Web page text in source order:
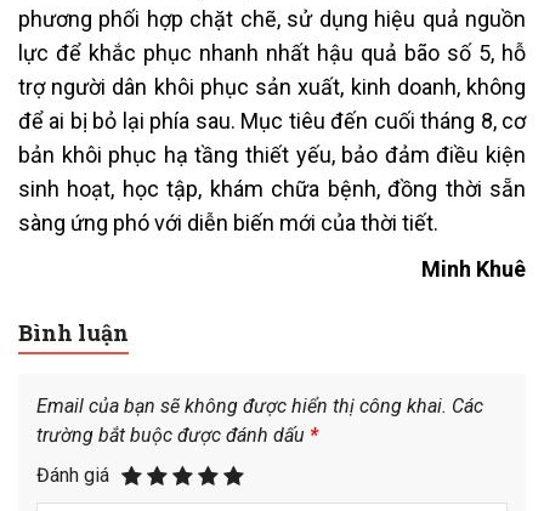
phương phối hợp chặt chẽ, sử dụng hiệu quả nguồn
lực để khắc phục nhanh nhất hậu quả bão số 5, hỗ
trợ người dân khôi phục sản xuất, kinh doanh, không
để ai bị bỏ lại phía sau. Mục tiêu đến cuối tháng 8, cơ
bản khôi phục hạ tầng thiết yếu, bảo đảm điều kiện
sinh hoạt, học tập, khám chữa bệnh, đồng thời sẵn
sàng ứng phó với diễn biến mới của thời tiết.
Minh Khuê
Bình luận
Email của bạn sẽ không được hiển thị công khai. Các
trường bắt buộc được đánh dấu *
Đánh giá